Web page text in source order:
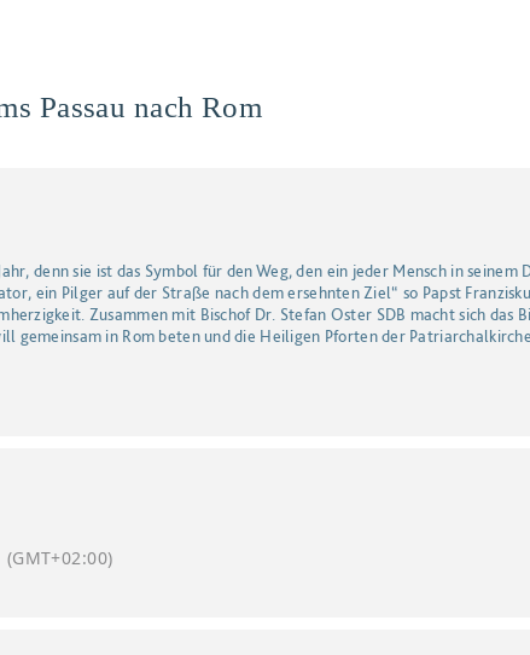
Passau nach Rom
denn sie ist das Symbol für den Weg, den ein jeder Mensch in seinem
ein Pilger auf der Straße nach dem ersehnten Ziel“ so Papst
Zusammen mit Bischof Dr. Stefan Oster SDB macht sich das
gemeinsam in Rom beten und die Heiligen Pforten der
(GMT+02:00)